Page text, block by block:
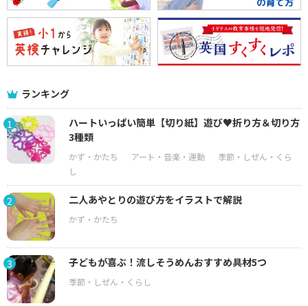
ランキング
1
ハートいっぱい簡単【切り紙】遊び♥折り方＆切り方
3種類
2 二人あやとりの遊び方をイラストで解説
3 子どもが喜ぶ！流しそうめんおすすめ具材5つ